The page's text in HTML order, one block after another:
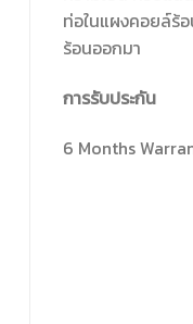
ท่อในแผงคอยล์ร้
ร้อนออกมา
การรับประกัน
6 Months